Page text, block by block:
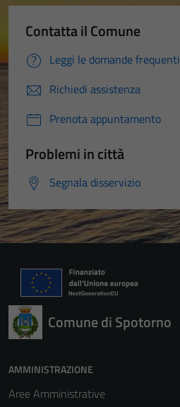
Contatta il Comune
Leggi le domande frequenti
Richiedi assistenza
Prenota appuntamento
Problemi in città
Segnala disservizio
Comune di Spotorno
AMMINISTRAZIONE
Aree Amministrative